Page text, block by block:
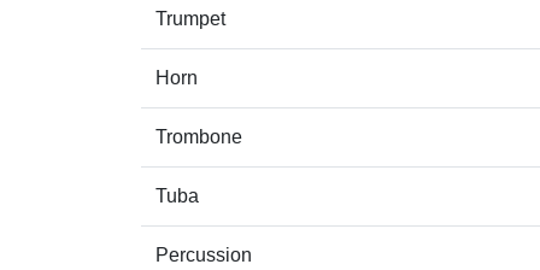
Trumpet
Horn
Trombone
Tuba
Percussion